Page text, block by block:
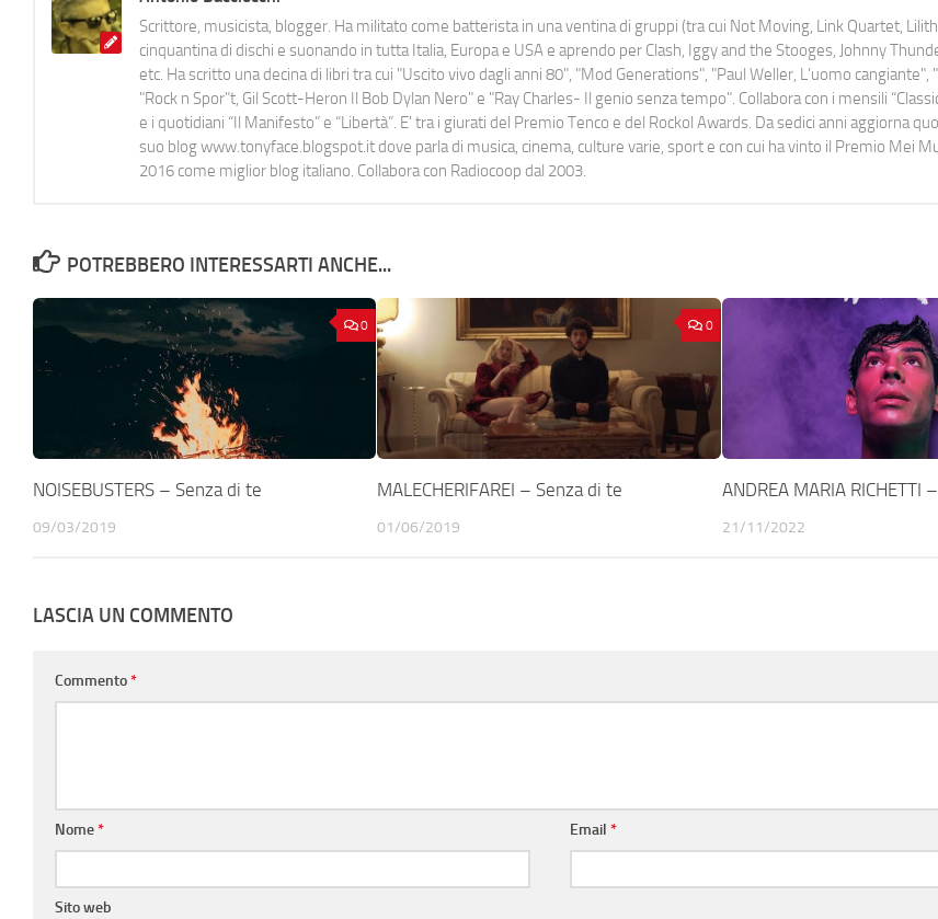
Scrittore, musicista, blogger. Ha militato come batterista in una ventina di gruppi (tra cui Not Moving, Link Quartet,
cinquantina di dischi e suonando in tutta Italia, Europa e USA e aprendo per Clash, Iggy and the Stooges, Johnny
etc. Ha scritto una decina di libri tra cui "Uscito vivo dagli anni 80", "Mod Generations", "Paul Weller, L’uomo cangiante",
"Rock n Spor"t, Gil Scott-Heron Il Bob Dylan Nero" e "Ray Charles- Il genio senza tempo". Collabora con i mensili
e i quotidiani “Il Manifesto” e “Libertà”. E' tra i giurati del Premio Tenco e del Rockol Awards. Da sedici anni aggiorna
suo blog www.tonyface.blogspot.it dove parla di musica, cinema, culture varie, sport e con cui ha vinto il Premio Mei
2016 come miglior blog italiano. Collabora con Radiocoop dal 2003.
POTREBBERO INTERESSARTI ANCHE...
0
NOISEBUSTERS – Senza di te
09/03/2019
0
MALECHERIFAREI – Senza di te
01/06/2019
ANDREA MARIA RICHETTI
21/11/2022
LASCIA UN COMMENTO
Commento*
Nome* Email*
Sito web